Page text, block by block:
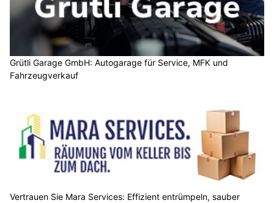
Grütli Garage GmbH: Autogarage für Service, MFK und
Fahrzeugverkauf
Vertrauen Sie Mara Services: Effizient entrümpeln, sauber